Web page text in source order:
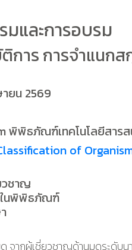
และการอบรม
การ การจำแนก
ยน 2569
พิพิธภัณฑ์เทคโนโลยีสารส
of
วชาญ
นพิพิธภัณฑ์
จากผู้เชี่ยวชาญด้านมดระดับ